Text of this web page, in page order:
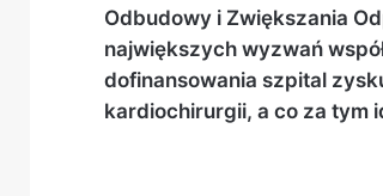
Odbudowy i Zwiększania
największych wyzwań
dofinansowania szpital
kardiochirurgii, a co za tym